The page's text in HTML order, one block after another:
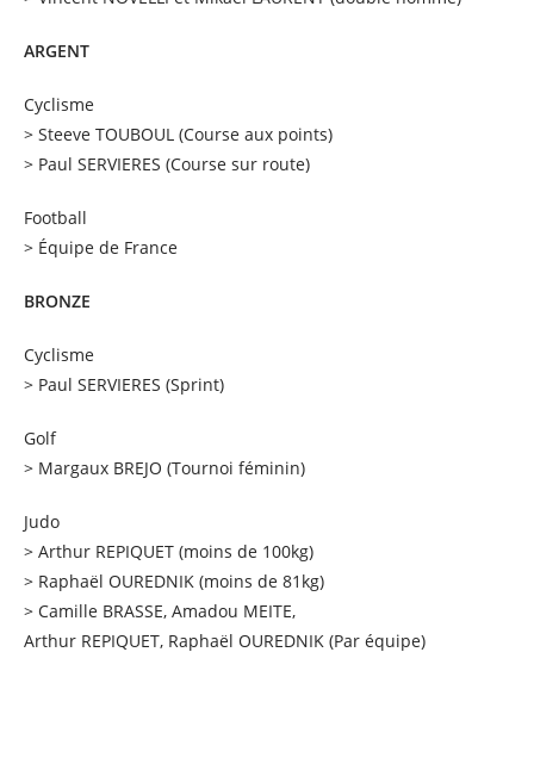
ARGENT
Cyclisme
> Steeve TOUBOUL (Course aux points)
> Paul SERVIERES (Course sur route)
Football
> Équipe de France
BRONZE
Cyclisme
> Paul SERVIERES (Sprint)
Golf
> Margaux BREJO (Tournoi féminin)
Judo
> Arthur REPIQUET (moins de 100kg)
> Raphaël OUREDNIK (moins de 81kg)
> Camille BRASSE, Amadou MEITE,
Arthur REPIQUET, Raphaël OUREDNIK (Par équipe)